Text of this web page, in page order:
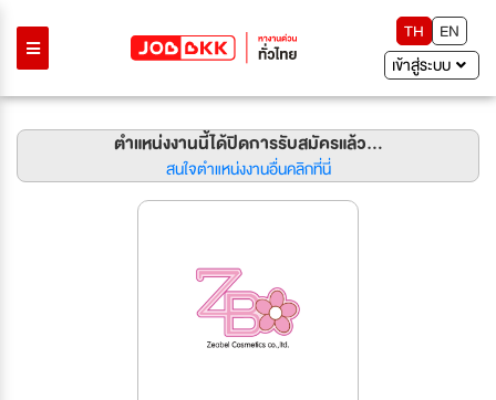
TH
EN
เข้าสู่ระบบ
ตำแหน่งงานนี้ได้ปิดการรับสมัครแล้ว...
สนใจตำแหน่งงานอื่นคลิกที่นี่